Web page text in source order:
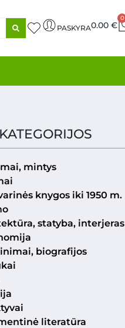
PASKYRA0.00 €
0
mintys
knygos iki 1950 m.
statyba, interjeras
biografijos
literatūra